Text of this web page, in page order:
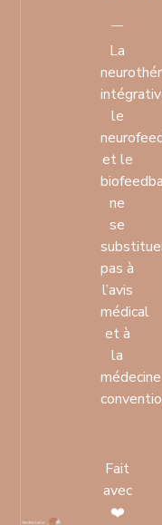
La
le
et le
ne
se
pas à
l’avis
médical
et à
la
médecine
Fait
avec
❤️